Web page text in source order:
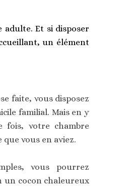
Et si disposer
un élément
faite, vous disposez
familial. Mais en y
fois, votre chambre
vous en aviez.
vous pourrez
un cocon chaleureux